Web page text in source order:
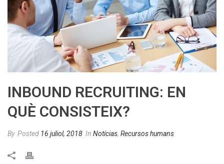
INBOUND RECRUITING: EN
QUÈ CONSISTEIX?
By Posted 16 juliol, 2018 In Notícias, Recursos humans